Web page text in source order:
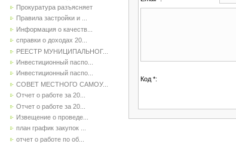
Прокуратура разъясняет
Правила застройки и ...
Информация о качеств...
справки о доходах 20...
РЕЕСТР МУНИЦИПАЛЬНОГ...
Инвестиционный паспо...
Инвестиционный паспо...
СОВЕТ МЕСТНОГО САМОУ...
Отчет о работе за 20...
Отчет о работе за 20...
Извещение о проведе...
план график закупок ...
отчет о работе по об...
Код *: